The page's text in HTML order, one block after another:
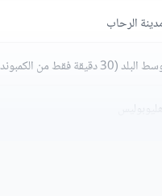
الرحاب
(30 دقيقة فقط من الكمبوند إليها)
هليوبوليس
أيضًا من المدخلين
الشروق المتعلقة